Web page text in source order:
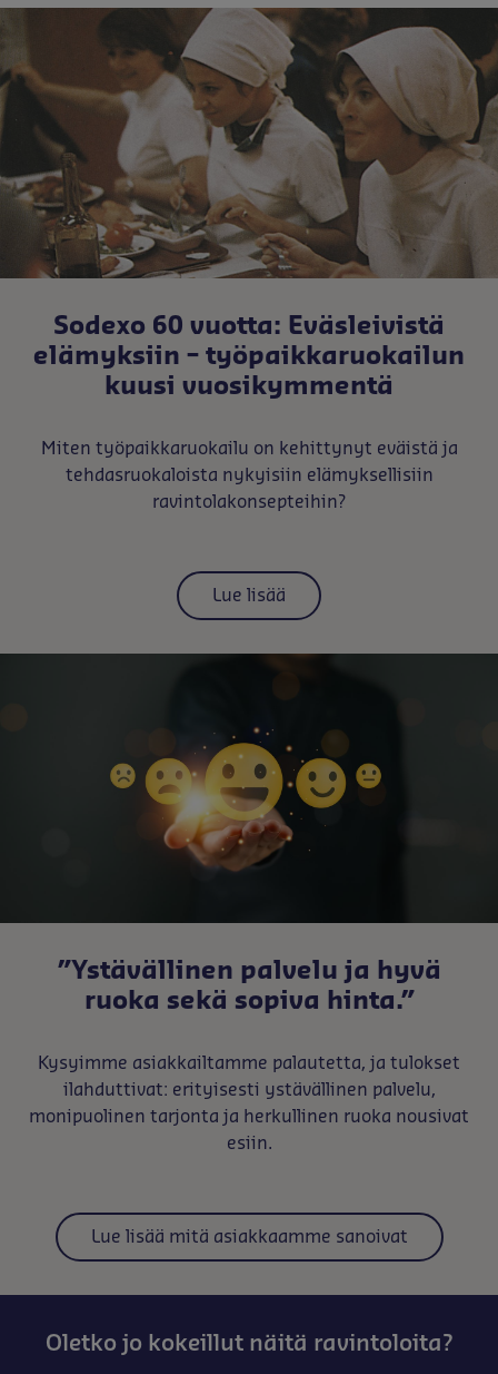
Sodexo 60 vuotta: Eväsleivistä
elämyksiin – työpaikkaruokailun
kuusi vuosikymmentä
Miten työpaikkaruokailu on kehittynyt eväistä ja
tehdasruokaloista nykyisiin elämyksellisiin
ravintolakonsepteihin?
Lue lisää
”Ystävällinen palvelu ja hyvä
ruoka sekä sopiva hinta.”
Kysyimme asiakkailtamme palautetta, ja tulokset
ilahduttivat: erityisesti ystävällinen palvelu,
monipuolinen tarjonta ja herkullinen ruoka nousivat
esiin.
Lue lisää mitä asiakkaamme sanoivat
Oletko jo kokeillut näitä ravintoloita?